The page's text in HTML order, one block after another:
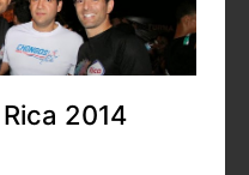
2014